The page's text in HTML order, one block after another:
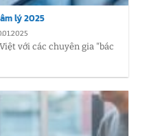
lý 2025
với các chuyên gia "bác